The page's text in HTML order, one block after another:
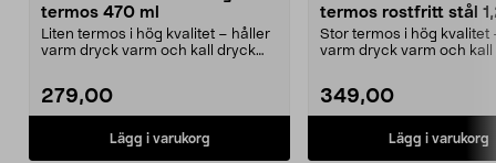
termos 470 ml
Liten termos i hög kvalitet – håller
varm dryck varm och kall dryck
279,00
Lägg i varukorg
termos rostfritt stål
Stor termos i hög kvalitet
varm dryck varm och kall
349,00
Lägg i varukorg